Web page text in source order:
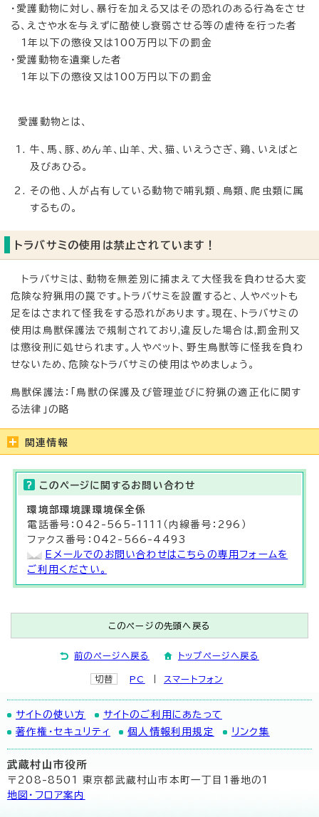
・愛護動物に対し、暴行を加える又はその恐れのある行為をさせ
る、えさや水を与えずに酷使し衰弱させる等の虐待を行った者
1年以下の懲役又は100万円以下の罰金
・愛護動物を遺棄した者
1年以下の懲役又は100万円以下の罰金
愛護動物とは、
牛、馬、豚、めん羊、山羊、犬、猫、いえうさぎ、鶏、いえばと
及びあひる。
その他、人が占有している動物で哺乳類、鳥類、爬虫類に属
するもの。
トラバサミの使用は禁止されています！
トラバサミは、動物を無差別に捕まえて大怪我を負わせる大変
危険な狩猟用の罠です。トラバサミを設置すると、人やペットも
足をはさまれて怪我をする恐れがあります。現在、トラバサミの
使用は鳥獣保護法で規制されており,違反した場合は,罰金刑又
は懲役刑に処せられます。人やペット、野生鳥獣等に怪我を負わ
せないため、危険なトラバサミの使用はやめましょう。
鳥獣保護法：「鳥獣の保護及び管理並びに狩猟の適正化に関す
る法律」の略
関連情報
このページに関する お問い合わせ
環境部環境課 環境保全係
電話番号：042-565-1111（内線番号：296）
ファクス番号：042-566-4493
Eメールでのお問い合わせはこちらの専用フォームを
ご利用ください。
このページの先頭へ戻る
前のページへ戻る トップページへ戻る
切替 PC スマートフォン
サイトの使い方
サイトのご利用にあたって
著作権・セキュリティ
個人情報利用規定 リンク集
武蔵村山市役所
〒208-8501 東京都武蔵村山市本町一丁目1番地の1
地図･フロア案内